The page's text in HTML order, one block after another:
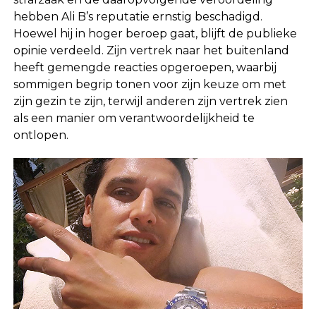
hebben Ali B’s reputatie ernstig beschadigd.
Hoewel hij in hoger beroep gaat, blijft de publieke
opinie verdeeld. Zijn vertrek naar het buitenland
heeft gemengde reacties opgeroepen, waarbij
sommigen begrip tonen voor zijn keuze om met
zijn gezin te zijn, terwijl anderen zijn vertrek zien
als een manier om verantwoordelijkheid te
ontlopen.